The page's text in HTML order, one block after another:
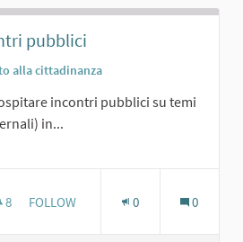
pubblici
alla cittadinanza
incontri pubblici su temi
in...
8 8 FOLLOWERS
FOLLOW 0 0